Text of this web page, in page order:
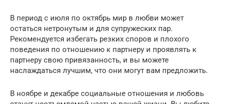
В период с июля по октябрь мир в любви может
остаться нетронутым и для супружеских пар.
Рекомендуется избегать резких споров и плохого
поведения по отношению к партнеру и проявлять к
партнеру свою привязанность, и вы можете
наслаждаться лучшим, что они могут вам предложить.
В ноябре и декабре социальные отношения и любовь